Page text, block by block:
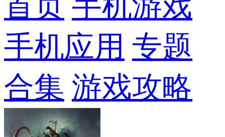
手机应用 专题
合集 游戏攻略